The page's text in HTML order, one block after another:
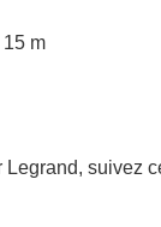
15 m
Legrand, suivez